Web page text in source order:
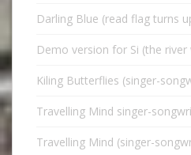
Darling Blue (read flag turns
Demo version for Si (the river
Kiling Butterflies (singer-
Travelling Mind singer-
Travelling Mind (singer-